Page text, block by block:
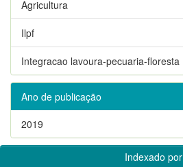
Agricultura
Ilpf
Integracao lavoura-pecuaria-floresta
Ano de publicação
2019
Indexado por